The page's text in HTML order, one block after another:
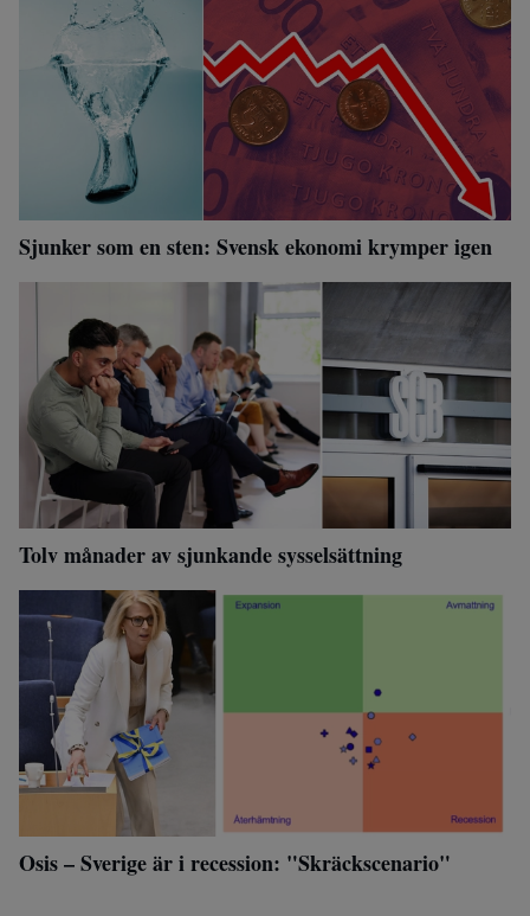
Sjunker som en sten: Svensk ekonomi krymper igen
Tolv månader av sjunkande sysselsättning
Osis – Sverige är i recession: "Skräckscenario"